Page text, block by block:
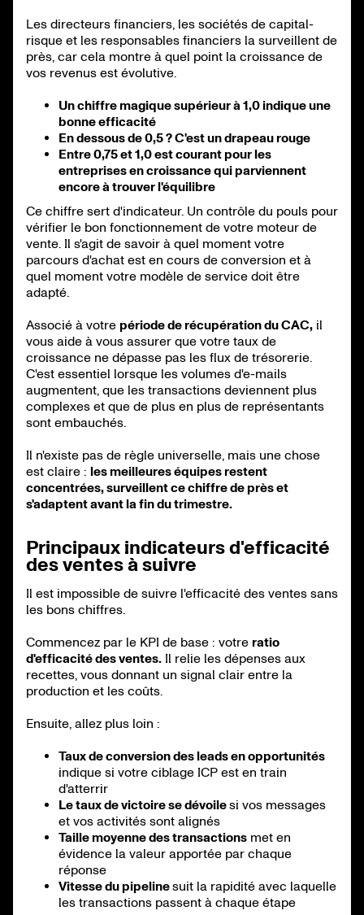
Les directeurs financiers, les sociétés de capital-
risque et les responsables financiers la surveillent de
près, car cela montre à quel point la croissance de
vos revenus est évolutive.
Un chiffre magique supérieur à 1,0 indique une
bonne efficacité
En dessous de 0,5 ? C'est un drapeau rouge
Entre 0,75 et 1,0 est courant pour les
entreprises en croissance qui parviennent
encore à trouver l'équilibre
Ce chiffre sert d'indicateur. Un contrôle du pouls pour
vérifier le bon fonctionnement de votre moteur de
vente. Il s'agit de savoir à quel moment votre
parcours d'achat est en cours de conversion et à
quel moment votre modèle de service doit être
adapté.
Associé à votre période de récupération du CAC, il
vous aide à vous assurer que votre taux de
croissance ne dépasse pas les flux de trésorerie.
C'est essentiel lorsque les volumes d'e-mails
augmentent, que les transactions deviennent plus
complexes et que de plus en plus de représentants
sont embauchés.
Il n'existe pas de règle universelle, mais une chose
est claire : les meilleures équipes restent
concentrées, surveillent ce chiffre de près et
s'adaptent avant la fin du trimestre.
Principaux indicateurs d'efficacité
des ventes à suivre
Il est impossible de suivre l'efficacité des ventes sans
les bons chiffres.
Commencez par le KPI de base : votre ratio
d'efficacité des ventes. Il relie les dépenses aux
recettes, vous donnant un signal clair entre la
production et les coûts.
Ensuite, allez plus loin :
Taux de conversion des leads en opportunités
indique si votre ciblage ICP est en train
d'atterrir
Le taux de victoire se dévoilesi vos messages
et vos activités sont alignés
Taille moyenne des transactions met en
évidence la valeur apportée par chaque
réponse
Vitesse du pipelinesuit la rapidité avec laquelle
les transactions passent à chaque étape